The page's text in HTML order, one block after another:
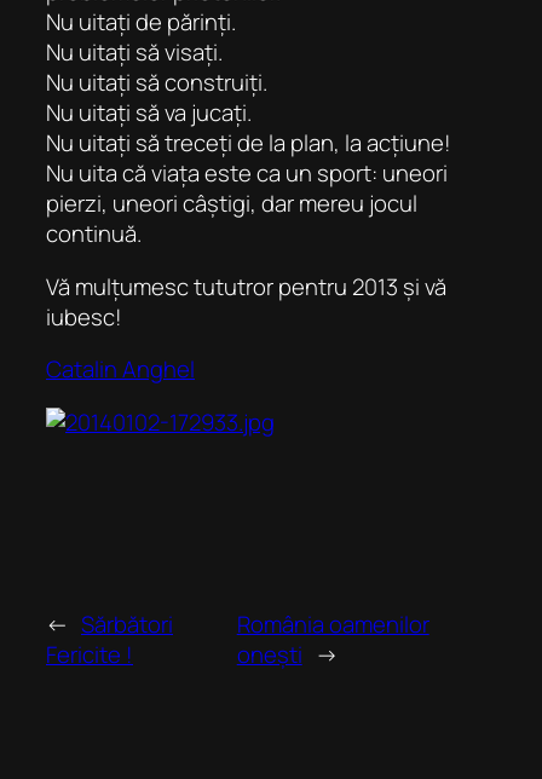
Nu uitați de părinți.
Nu uitați să visați.
Nu uitați să construiți.
Nu uitați să va jucați.
Nu uitați să treceți de la plan, la acțiune!
Nu uita că viața este ca un sport: uneori
pierzi, uneori câștigi, dar mereu jocul
continuă.
Vă mulțumesc tututror pentru 2013 și vă
iubesc!
Catalin Anghel
← Sărbători
Fericite !
România oamenilor
onești →